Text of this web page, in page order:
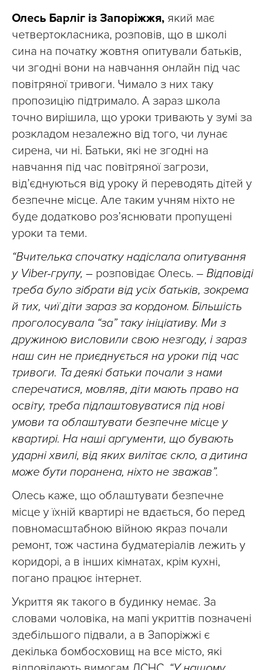
Олесь Барліг із Запоріжжя, який має
четвертокласника, розповів, що в школі
сина на початку жовтня опитували батьків,
чи згодні вони на навчання онлайн під час
повітряної тривоги. Чимало з них таку
пропозицію підтримало. А зараз школа
точно вирішила, що уроки тривають у зумі за
розкладом незалежно від того, чи лунає
сирена, чи ні. Батьки, які не згодні на
навчання під час повітряної загрози,
від’єднуються від уроку й переводять дітей у
безпечне місце. Але таким учням ніхто не
буде додатково роз’яснювати пропущені
уроки та теми.
“Вчителька спочатку надіслала опитування
у Viber-групу, – розповідає Олесь. – Відповіді
треба було зібрати від усіх батьків, зокрема
й тих, чиї діти зараз за кордоном. Більшість
проголосувала “за” таку ініціативу. Ми з
дружиною висловили свою незгоду, і зараз
наш син не приєднується на уроки під час
тривоги. Та деякі батьки почали з нами
сперечатися, мовляв, діти мають право на
освіту, треба підлаштовуватися під нові
умови та облаштувати безпечне місце у
квартирі. На наші аргументи, що бувають
ударні хвилі, від яких вилітає скло, а дитина
може бути поранена, ніхто не зважав”.
Олесь каже, що облаштувати безпечне
місце у їхній квартирі не вдається, бо перед
повномасштабною війною якраз почали
ремонт, тож частина будматеріалів лежить у
коридорі, а в інших кімнатах, крім кухні,
погано працює інтернет.
Укриття як такого в будинку немає. За
словами чоловіка, на мапі укриттів позначені
здебільшого підвали, а в Запоріжжі є
декілька бомбосховищ на все місто, які